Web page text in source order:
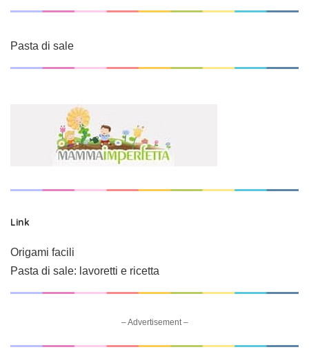
Pasta di sale
Link
Origami facili
Pasta di sale: lavoretti e ricetta
– Advertisement –